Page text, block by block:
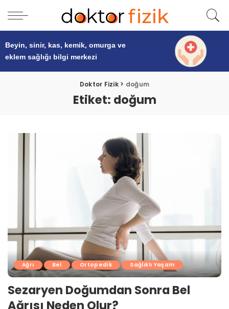
Beyin, sinir, kas, kemik, omurga ve
eklem sağlığı bilgi merkezi
Doktor Fizik > doğum
Etiket: doğum
Ağrı Bel Ortopedik Sağlıklı Yaşam
Sezaryen Doğumdan Sonra Bel
Ağrısı Neden Olur?